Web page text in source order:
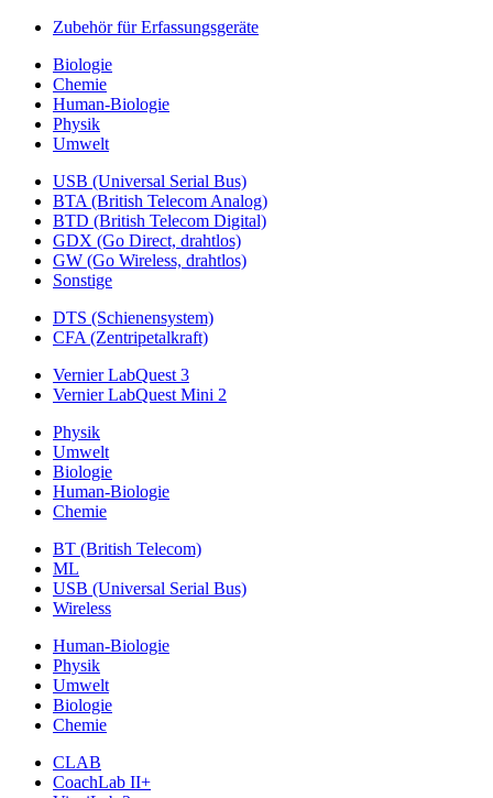
Zubehör für Erfassungsgeräte
Biologie
Chemie
Human-Biologie
Physik
Umwelt
USB (Universal Serial Bus)
BTA (British Telecom Analog)
BTD (British Telecom Digital)
GDX (Go Direct, drahtlos)
GW (Go Wireless, drahtlos)
Sonstige
DTS (Schienensystem)
CFA (Zentripetalkraft)
Vernier LabQuest 3
Vernier LabQuest Mini 2
Physik
Umwelt
Biologie
Human-Biologie
Chemie
BT (British Telecom)
ML
USB (Universal Serial Bus)
Wireless
Human-Biologie
Physik
Umwelt
Biologie
Chemie
CLAB
CoachLab II+